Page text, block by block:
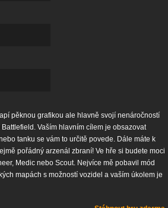
pěknou grafikou ale hlavně svojí nenáročností
Vaším hlavním cílem je obsazovat
tanku se vám to určitě povede. Dále máte k
pořádný arzenál zbraní! Ve hře si budete moci
Medic nebo Scout. Nejvíce mě pobavil mód
mapách s možností vozidel a vaším úkolem je